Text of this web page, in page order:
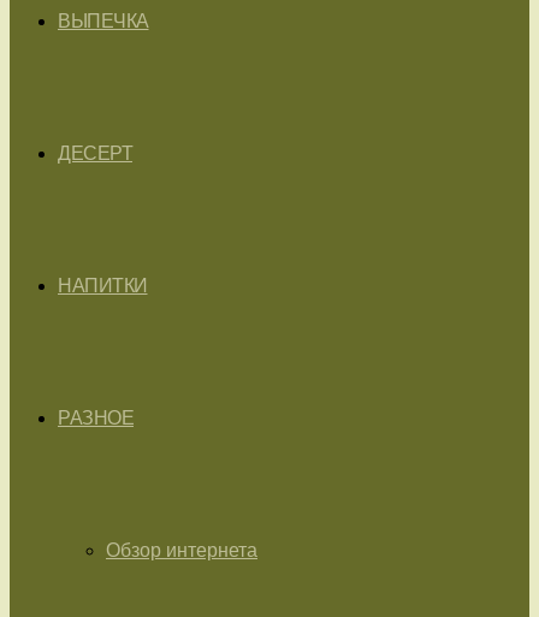
ВЫПЕЧКА
ДЕСЕРТ
НАПИТКИ
РАЗНОЕ
Обзор интернета